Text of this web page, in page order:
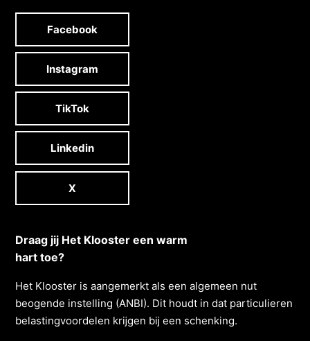
Facebook
Instagram
TikTok
Linkedin
X
Draag jij Het Klooster een warm
hart toe?
Het Klooster is aangemerkt als een algemeen nut
beogende instelling (ANBI). Dit houdt in dat particulieren
belastingvoordelen krĳgen bĳ een schenking.